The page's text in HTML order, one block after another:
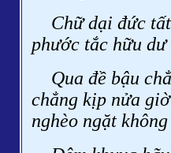
Chữ dại đức
phước tắc hữu
Qua đề bậu
chẳng kịp nửa
nghèo ngặt